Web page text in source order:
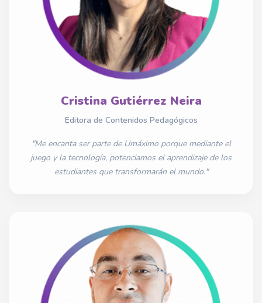
Cristina Gutiérrez Neira
Editora de Contenidos Pedagógicos
"Me encanta ser parte de Umáximo porque mediante el
juego y la tecnología, potenciamos el aprendizaje de los
estudiantes que transformarán el mundo."